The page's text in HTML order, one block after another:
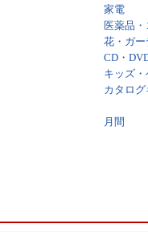
家電
医薬品
花・ガ
CD・
キッズ
カタログ
月間